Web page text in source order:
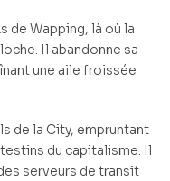
de Wapping, là où la
Il abandonne sa
une aile froissée
de la City, empruntant
du capitalisme. Il
serveurs de transit